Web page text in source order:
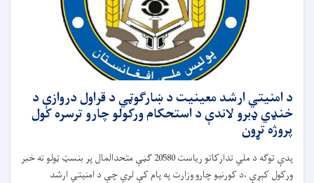
د امنیتي ارشد معینیت د ښارګوټي د قراول دروازې د
خنډي ډبرو لاندې د استحکام ورکولو چارو ترسره کول
پروژه تړون
پدې توګه د ملي تدارکاتو ریاست 20580 ګڼې متحدالمال پر بنسټ ټولو ته خبر
ورکول کېږې ،د کورنیو چارو وزارت په پام کې لري چې د امنیتي ارشد